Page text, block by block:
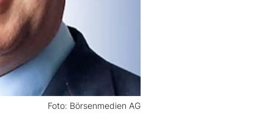
Foto: Börsenmedien AG